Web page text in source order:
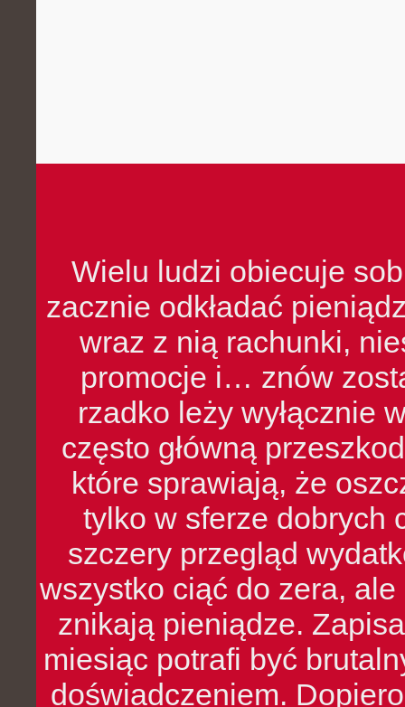
Wielu ludzi obiecuje
zacznie odkładać
wraz z nią rachunki,
promocje i… znów
rzadko leży wyłącznie
często główną
które sprawiają, że
tylko w sferze dobrych
szczery przegląd
wszystko ciąć do zera,
znikają pieniądze.
miesiąc potrafi być
doświadczeniem.